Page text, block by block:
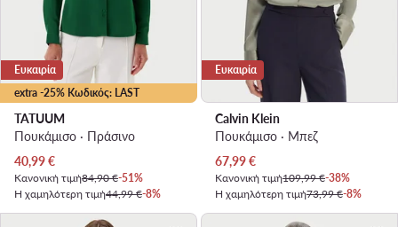
extra -25% Κωδικός: LAST
Ευκαιρία
TATUUM
Πουκάμισο · Πράσινο
Τρέχουσα τιμή
40,99€
Κανονική τιμή84,90 €-51%
Η χαμηλότερη τιμή44,99 €-8%
Ευκαιρία
Calvin Klein
Πουκάμισο · Μπεζ
Τρέχουσα τιμή
67,99€
Κανονική τιμή109,99 €-38%
Η χαμηλότερη τιμή73,99 €-8%